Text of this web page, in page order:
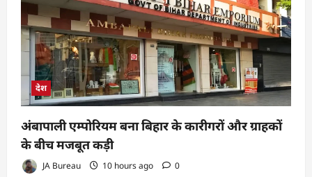
देश
अंबापाली एम्पोरियम बना बिहार के कारीगरों और ग्राहकों
के बीच मजबूत कड़ी
JA Bureau 10 hours ago 0